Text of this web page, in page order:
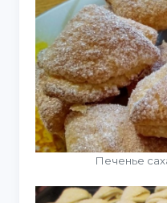
Печенье